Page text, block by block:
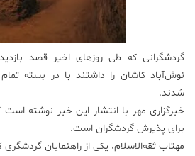
عکس
پادکست
گردشگرانی که طی روزهای اخیر قصد
نوش‌آباد کاشان را داشتند با در بسته
شدند.
خبرگزاری مهر با انتشار این خبر نوشته است
برای پذیرش گردشگران است.
مهتاب ثقه‌الاسلام، یکی از راهنمایان